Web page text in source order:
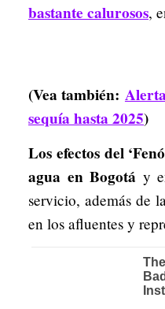
bastante calurosos,
(Vea también:
sequía hasta 2025)
Los efectos del
agua en Bogotá y
servicio, además de
en los afluentes y